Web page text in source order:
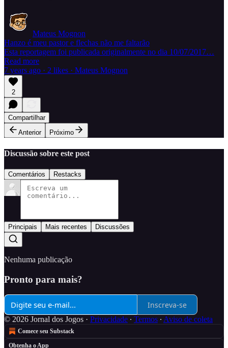
Mateus Mognon
Hanzo é meu pastor e flechas não me faltarão
Esta reportagem foi publicada originalmente no dia 10/07/2017…
Read more
7 years ago · 2 likes · Mateus Mognon
2
Compartilhar
Anterior
Próximo
Discussão sobre este post
Comentários Restacks
Principais Mais recentes Discussões
Nenhuma publicação
Pronto para mais?
Inscreva-se
© 2026 Jornal dos Jogos · Privacidade ∙ Termos ∙ Aviso de coleta
Comece seu Substack
Obtenha o App